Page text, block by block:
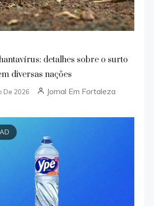
detalhes sobre o surto
diversas nações
De 2026 Jornal Em Fortaleza